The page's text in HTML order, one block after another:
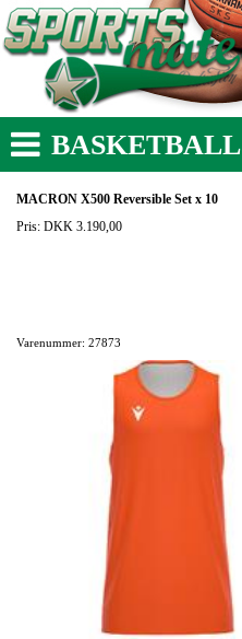
BASKETBALL
MACRON X500 Reversible Set x 10
Pris: DKK 3.190,00
Varenummer: 27873